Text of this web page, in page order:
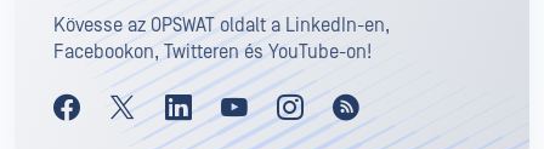
Kövesse az OPSWAT oldalt a LinkedIn-en,
Facebookon, Twitteren és YouTube-on!